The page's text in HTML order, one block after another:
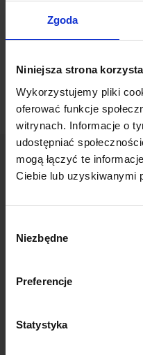
Zgoda
Niniejsza strona
Wykorzystujemy pliki
oferować funkcje
witrynach. Informacje o
udostępniać
mogą łączyć te
Ciebie lub uzyskiwanymi
zgody
Niezbędne
Preferencje
Statystyka
Artykuł napisany przez
*żródło: Raport: V
Zarządzania Zmianą,
Naumiuk (red.), Szkoła
Wrocław 2020,